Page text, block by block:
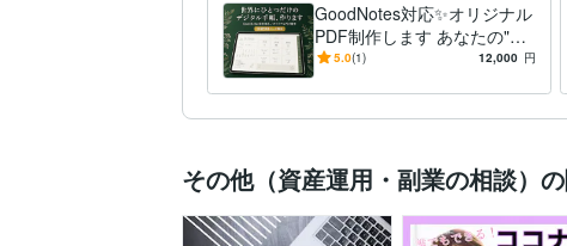
GoodNotes対応✨オリジナル
PDF制作します あなたの"使
いたい手帳"を、ゼロから一
5.0(1) 12,000 円
その他（資産運用・副業の相談）